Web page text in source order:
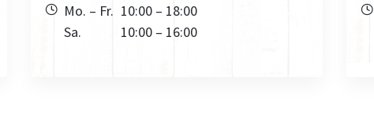
Mo. – Fr. 10:00 – 18:00
Sa.
10:00 – 16:00